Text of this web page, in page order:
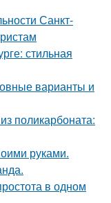
Санкт-
стильная
варианты и
поликарбоната:
руками.
в одном